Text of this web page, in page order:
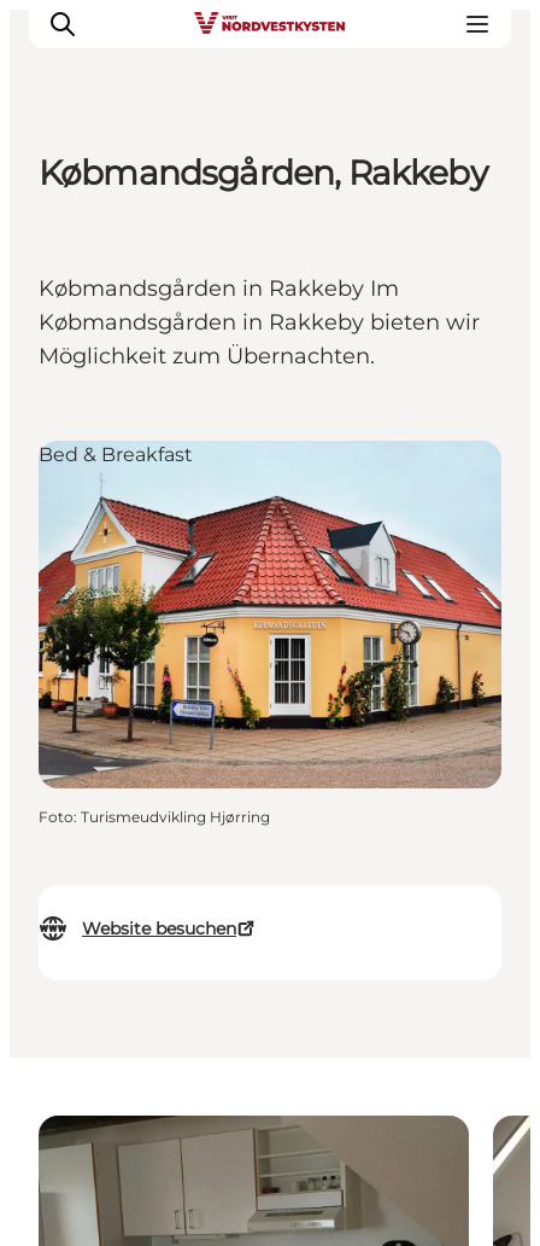
Events
Unterkunft
Mach deine Urlaubsplanung
Købmandsgården, Rakkeby
Købmandsgården in Rakkeby Im
Købmandsgården in Rakkeby bieten wir
Möglichkeit zum Übernachten.
Website besuchen
Bed & Breakfast
Foto: Turismeudvikling Hjørring